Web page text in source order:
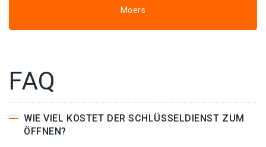
Moers
FAQ
WIE VIEL KOSTET DER SCHLÜSSELDIENST ZUM
ÖFFNEN?